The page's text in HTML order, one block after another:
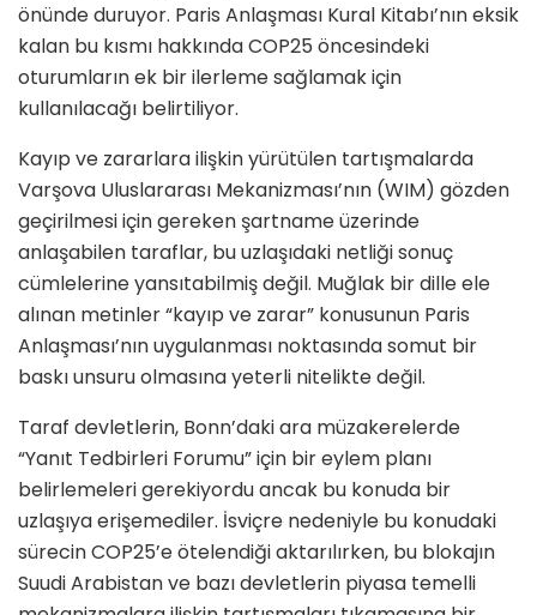
önünde duruyor. Paris Anlaşması Kural Kitabı’nın eksik
kalan bu kısmı hakkında COP25 öncesindeki
oturumların ek bir ilerleme sağlamak için
kullanılacağı belirtiliyor.
Kayıp ve zararlara ilişkin yürütülen tartışmalarda
Varşova Uluslararası Mekanizması’nın (WIM) gözden
geçirilmesi için gereken şartname üzerinde
anlaşabilen taraflar, bu uzlaşıdaki netliği sonuç
cümlelerine yansıtabilmiş değil. Muğlak bir dille ele
alınan metinler “kayıp ve zarar” konusunun Paris
Anlaşması’nın uygulanması noktasında somut bir
baskı unsuru olmasına yeterli nitelikte değil.
Taraf devletlerin, Bonn’daki ara müzakerelerde
“Yanıt Tedbirleri Forumu” için bir eylem planı
belirlemeleri gerekiyordu ancak bu konuda bir
uzlaşıya erişemediler. İsviçre nedeniyle bu konudaki
sürecin COP25’e ötelendiği aktarılırken, bu blokajın
Suudi Arabistan ve bazı devletlerin piyasa temelli